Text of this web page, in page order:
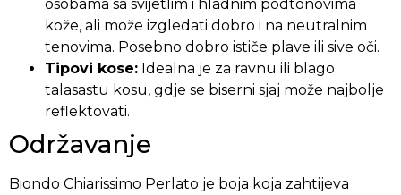
osobama sa svijetlim i hladnim podtonovima
kože, ali može izgledati dobro i na neutralnim
tenovima. Posebno dobro ističe plave ili sive oči.
Tipovi kose: Idealna je za ravnu ili blago
talasastu kosu, gdje se biserni sjaj može najbolje
reflektovati.
Održavanje
Biondo Chiarissimo Perlato je boja koja zahtijeva